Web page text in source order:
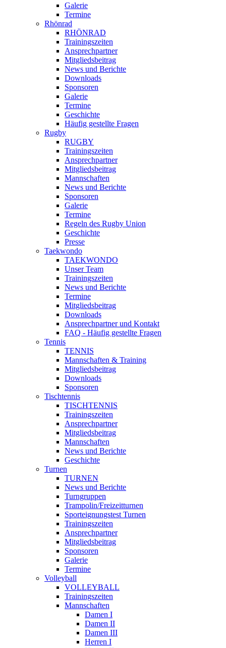
Galerie
Termine
Rhönrad
RHÖNRAD
Trainingszeiten
Ansprechpartner
Mitgliedsbeitrag
News und Berichte
Downloads
Sponsoren
Galerie
Termine
Geschichte
Häufig gestellte Fragen
Rugby
RUGBY
Trainingszeiten
Ansprechpartner
Mitgliedsbeitrag
Mannschaften
News und Berichte
Sponsoren
Galerie
Termine
Regeln des Rugby Union
Geschichte
Presse
Taekwondo
TAEKWONDO
Unser Team
Trainingszeiten
News und Berichte
Termine
Mitgliedsbeitrag
Downloads
Ansprechpartner und Kontakt
FAQ - Häufig gestellte Fragen
Tennis
TENNIS
Mannschaften & Training
Mitgliedsbeitrag
Downloads
Sponsoren
Tischtennis
TISCHTENNIS
Trainingszeiten
Ansprechpartner
Mitgliedsbeitrag
Mannschaften
News und Berichte
Geschichte
Turnen
TURNEN
News und Berichte
Turngruppen
Trampolin/Freizeitturnen
Sporteignungstest Turnen
Trainingszeiten
Ansprechpartner
Mitgliedsbeitrag
Sponsoren
Galerie
Termine
Volleyball
VOLLEYBALL
Trainingszeiten
Mannschaften
Damen I
Damen II
Damen III
Herren I